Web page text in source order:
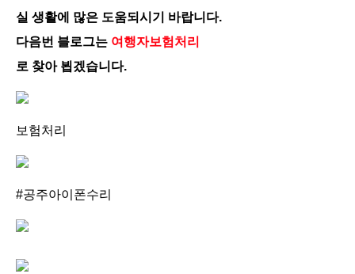
실 생활에 많은 도움되시기 바랍니다.
다음번 블로그는 여행자보험처리
로 찾아 뵙겠습니다.
보험처리
#공주아이폰수리